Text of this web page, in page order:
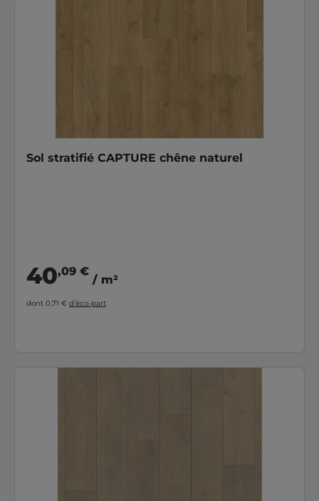
Sol stratifié CAPTURE chêne naturel
40,09 €
/ m²
dont 0,71 € d’éco-part